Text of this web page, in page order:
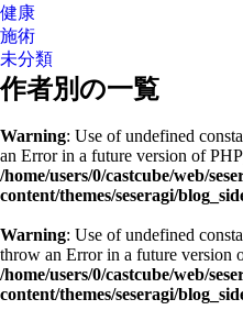
健康
施術
未分類
作者別の一覧
Warning: Use of undefined
an Error in a future version of
/home/users/0/castcube/web/
content/themes/seseragi/
Warning: Use of undefined
throw an Error in a future version
/home/users/0/castcube/web/
content/themes/seseragi/